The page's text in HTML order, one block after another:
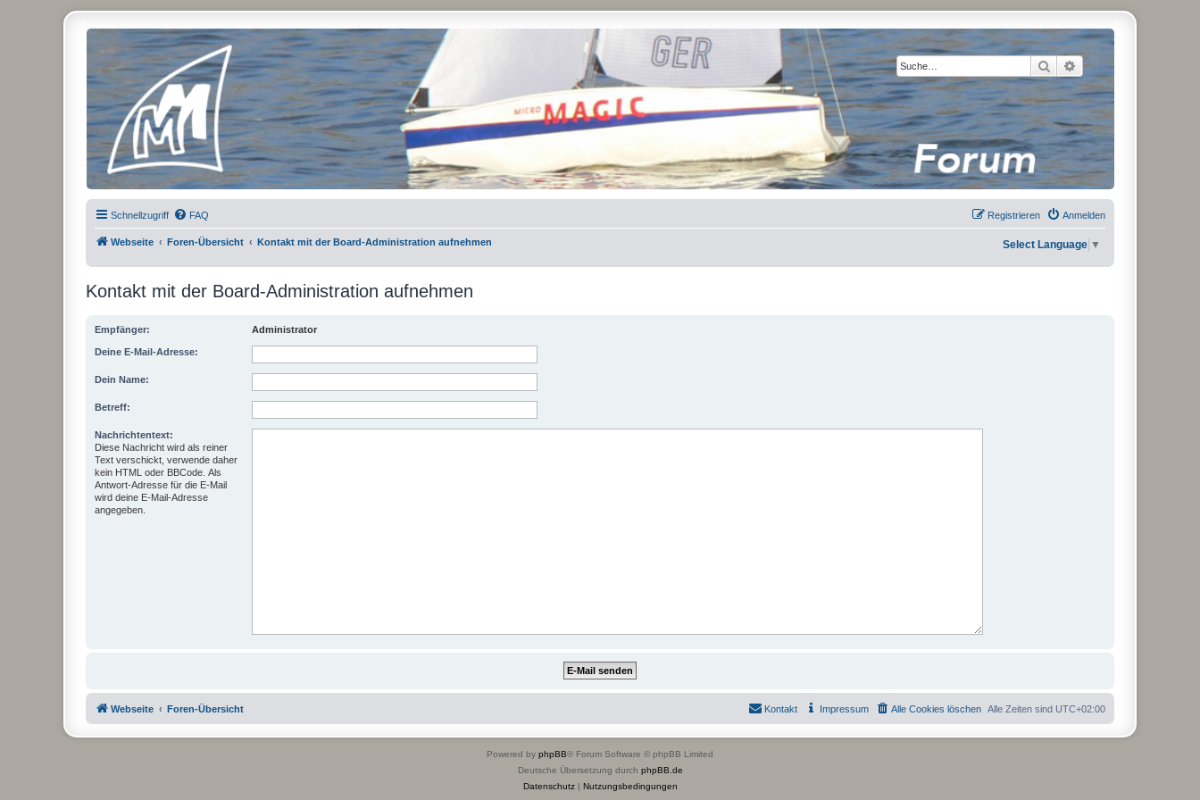
Suche Erweiterte Suche
Micro Magic Forum Deutschland
Schnellzugriff FAQ Anmelden
Registrieren
Webseite Foren-Übersicht Kontakt mit der Board-Administration aufnehmen Select Language ▼
Kontakt mit der Board-Administration aufnehmen
Empfänger: Administrator
Deine E-Mail-Adresse:
Dein Name:
Betreff:
Nachrichtentext:
Diese Nachricht wird als reiner
Text verschickt, verwende daher
kein HTML oder BBCode. Als
Antwort-Adresse für die E-Mail
wird deine E-Mail-Adresse
angegeben.
Webseite Foren-Übersicht Alle Zeiten sind UTC+02:00
Alle Cookies löschen
Impressum
Kontakt
Powered by phpBB® Forum Software © phpBB Limited
Deutsche Übersetzung durch phpBB.de
Datenschutz| Nutzungsbedingungen